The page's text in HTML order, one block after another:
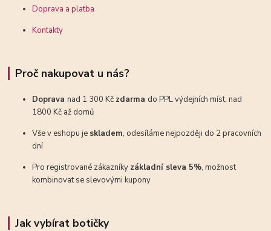
Doprava a platba
Kontakty
Proč nakupovat u nás?
Dopravanad 1 300 Kč zdarma do PPL výdejních míst, nad
1800 Kč až domů
Vše v eshopu je skladem, odesíláme nejpozději do 2 pracovních
dní
Pro registrované zákazníky základní sleva 5%, možnost
kombinovat se slevovými kupony
Jak vybírat botičky